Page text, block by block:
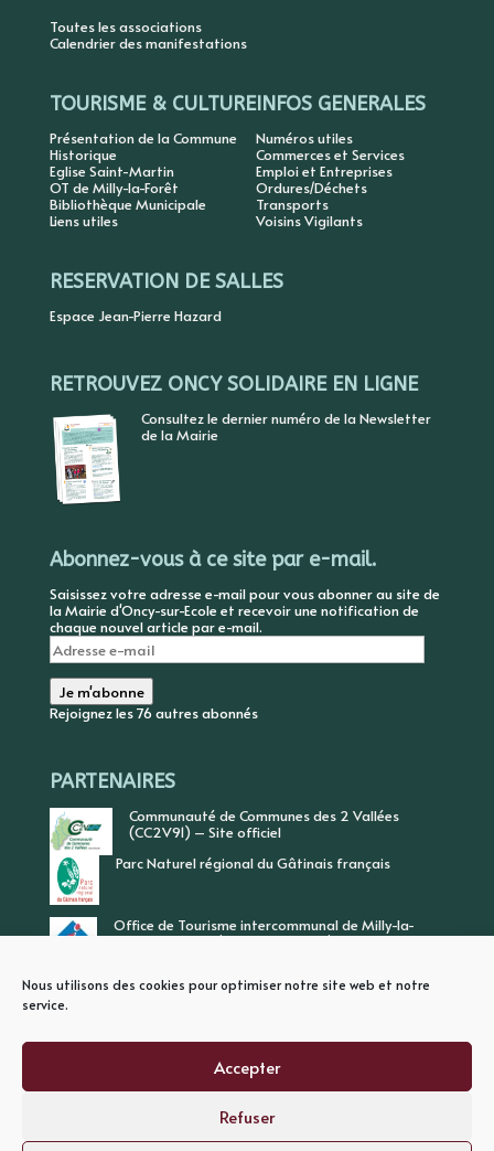
Nous utilisons des cookies pour optimiser notre site web et notre
service.
Accepter
Refuser
Toutes les associations
Calendrier des manifestations
TOURISME & CULTURE
Présentation de la Commune
Historique
Eglise Saint-Martin
OT de Milly-la-Forêt
Bibliothèque Municipale
Liens utiles
INFOS GENERALES
Numéros utiles
Commerces et Services
Emploi et Entreprises
Ordures/Déchets
Transports
Voisins Vigilants
RESERVATION DE SALLES
Espace Jean-Pierre Hazard
RETROUVEZ ONCY SOLIDAIRE EN LIGNE
Consultez le dernier numéro de la Newsletter
de la Mairie
Abonnez-vous à ce site par e-mail.
Saisissez votre adresse e-mail pour vous abonner au site de
la Mairie d'Oncy-sur-Ecole et recevoir une notification de
chaque nouvel article par e-mail.
Adresse
e-
mail
Je m'abonne
Rejoignez les 76 autres abonnés
PARTENAIRES
Communauté de Communes des 2 Vallées
(CC2V91) – Site officiel
Parc Naturel régional du Gâtinais français
Office de Tourisme intercommunal de Milly-la-
Forêt, Vallée de l’Ecole, Vallée de l’Essonne
MENTIONS LEGALES
POLITIQUE DE CONFIDENTIALITE